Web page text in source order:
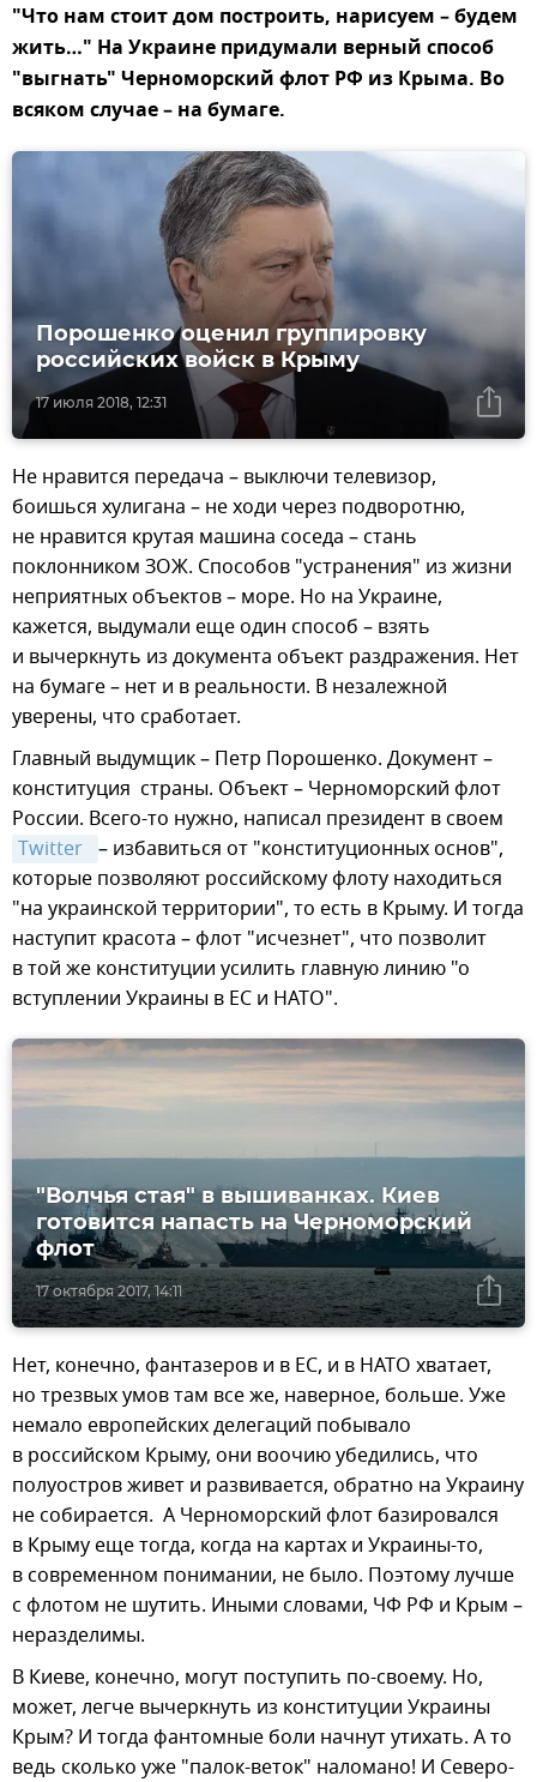
"Что нам стоит дом построить, нарисуем – будем
жить…" На Украине придумали верный способ
"выгнать" Черноморский флот РФ из Крыма. Во
всяком случае – на бумаге.
17 июля 2018, 12:31
Порошенко оценил группировку
российских войск в Крыму
Не нравится передача – выключи телевизор,
боишься хулигана – не ходи через подворотню,
не нравится крутая машина соседа – стань
поклонником ЗОЖ. Способов "устранения" из жизни
неприятных объектов – море. Но на Украине,
кажется, выдумали еще один способ – взять
и вычеркнуть из документа объект раздражения. Нет
на бумаге – нет и в реальности. В незалежной
уверены, что сработает.
Главный выдумщик – Петр Порошенко. Документ –
конституция страны. Объект – Черноморский флот
России. Всего-то нужно, написал президент в своем
Twitter – избавиться от "конституционных основ",
которые позволяют российскому флоту находиться
"на украинской территории", то есть в Крыму. И тогда
наступит красота – флот "исчезнет", что позволит
в той же конституции усилить главную линию "о
вступлении Украины в ЕС и НАТО".
17 октября 2017, 14:11
"Волчья стая" в вышиванках. Киев
готовится напасть на Черноморский
флот
Нет, конечно, фантазеров и в ЕС, и в НАТО хватает,
но трезвых умов там все же, наверное, больше. Уже
немало европейских делегаций побывало
в российском Крыму, они воочию убедились, что
полуостров живет и развивается, обратно на Украину
не собирается. А Черноморский флот базировался
в Крыму еще тогда, когда на картах и Украины-то,
в современном понимании, не было. Поэтому лучше
с флотом не шутить. Иными словами, ЧФ РФ и Крым –
неразделимы.
В Киеве, конечно, могут поступить по-своему. Но,
может, легче вычеркнуть из конституции Украины
Крым? И тогда фантомные боли начнут утихать. А то
ведь сколько уже "палок-веток" наломано! И Северо-